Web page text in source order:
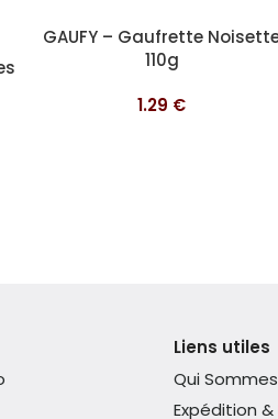
Ajouter au panier
GAUFY – Gaufrette
110g
1.29 €
Liens utiles
Qui
Expédition &